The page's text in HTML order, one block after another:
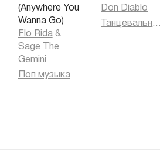
(Anywhere You
Wanna Go)
Flo Rida &
Sage The
Gemini
Поп музыка
Don Diablo
Танцевальная музыка